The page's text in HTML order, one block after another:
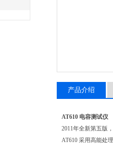
产品介绍
AT610 电容测试仪
2011年全新第五版
AT610 采用高能处